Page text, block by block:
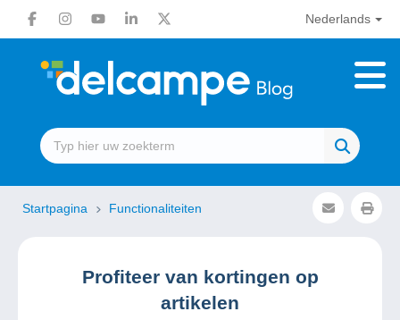
Nederlands
Startpagina Functionaliteiten
Profiteer van kortingen op
artikelen